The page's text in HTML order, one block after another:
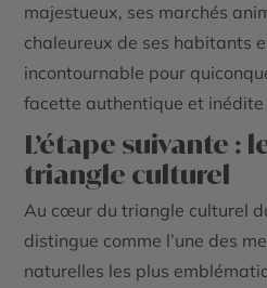
majestueux, ses marchés
chaleureux de ses habitants
incontournable pour
facette authentique et inédite
L’étape suivante :
triangle culturel
Au cœur du triangle culturel
distingue comme l’une des
naturelles les plus